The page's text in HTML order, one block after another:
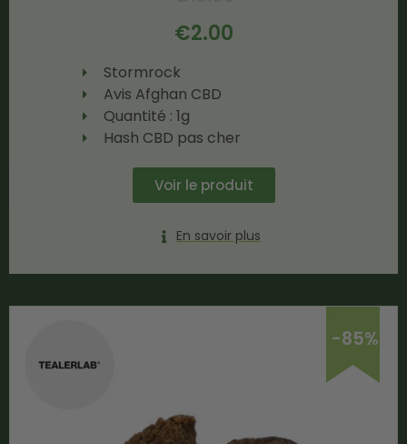
€2.00
Stormrock
Avis Afghan CBD
Quantité : 1g
Hash CBD pas cher
Voir le produit
En savoir plus
-85%